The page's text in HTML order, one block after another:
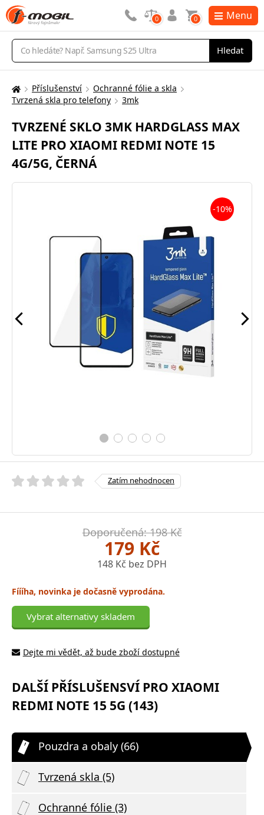
Vyhledávání
Hledat
0 0 Menu
Zde
nacházíte:
Příslušenství
Ochranné fólie a skla
Tvrzená skla pro telefony
3mk
TVRZENÉ SKLO 3MK HARDGLASS MAX
LITE PRO XIAOMI REDMI NOTE 15
4G/5G, ČERNÁ
-10%
Zatím nehodnocen
Doporučená: 198 Kč
179 Kč
148 Kč bez DPH
Fíííha, novinka je dočasně vyprodána.
Vybrat alternativy skladem
Dejte mi vědět, až bude zboží dostupné
DALŠÍ PŘÍSLUŠENSVÍ PRO XIAOMI
REDMI NOTE 15 5G (143)
Pouzdra a obaly (66)
Tvrzená skla (5)
Ochranné fólie (3)